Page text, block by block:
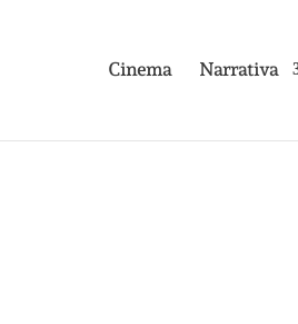
Cinema Narrativa